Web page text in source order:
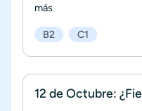
más
B2 C1
12 de Octubre: